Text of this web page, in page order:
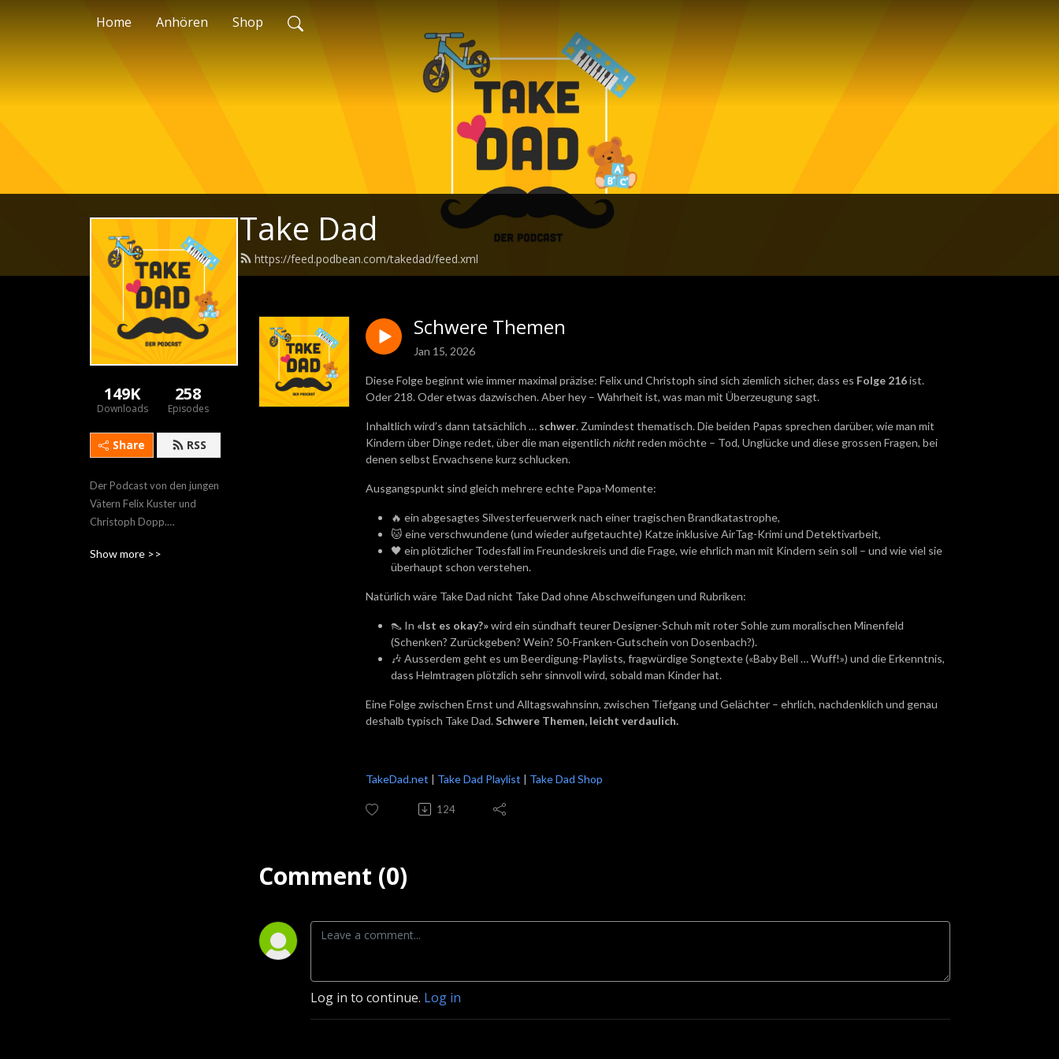
Home Anhören Shop
Take Dad
https://feed.podbean.com/takedad/feed.xml
149K
Downloads
258
Episodes
Share RSS
Der Podcast von den jungen
Vätern Felix Kuster und
Christoph Dopp.
anderen.
Show more >>
Schwere Themen
Jan 15, 2026
Diese Folge beginnt wie immer maximal präzise: Felix und Christoph sind sich ziemlich sicher, dass es Folge 216ist.
Oder 218. Oder etwas dazwischen. Aber hey – Wahrheit ist, was man mit Überzeugung sagt.
Inhaltlich wird’s dann tatsächlich … schwer. Zumindest thematisch. Die beiden Papas sprechen darüber, wie man mit
Kindern über Dinge redet, über die man eigentlich nichtreden möchte – Tod, Unglücke und diese grossen Fragen, bei
denen selbst Erwachsene kurz schlucken.
Ausgangspunkt sind gleich mehrere echte Papa-Momente:
🔥 ein abgesagtes Silvesterfeuerwerk nach einer tragischen Brandkatastrophe,
🐱 eine verschwundene (und wieder aufgetauchte) Katze inklusive AirTag-Krimi und Detektivarbeit,
🖤 ein plötzlicher Todesfall im Freundeskreis und die Frage, wie ehrlich man mit Kindern sein soll – und wie viel sie
überhaupt schon verstehen.
Natürlich wäre Take Dad nicht Take Dad ohne Abschweifungen und Rubriken:
👠 In «Ist es okay?»wird ein sündhaft teurer Designer-Schuh mit roter Sohle zum moralischen Minenfeld
(Schenken? Zurückgeben? Wein? 50-Franken-Gutschein von Dosenbach?).
🎶 Ausserdem geht es um Beerdigung-Playlists, fragwürdige Songtexte («Baby Bell … Wuff!») und die Erkenntnis,
dass Helmtragen plötzlich sehr sinnvoll wird, sobald man Kinder hat.
Eine Folge zwischen Ernst und Alltagswahnsinn, zwischen Tiefgang und Gelächter – ehrlich, nachdenklich und genau
deshalb typisch Take Dad.Schwere Themen, leicht verdaulich.
TakeDad.net | Take Dad Playlist | Take Dad Shop
124
Comment (0)
Log in to continue. Log in